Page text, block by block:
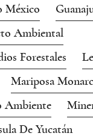
México
Ambiental
Forestales
Mariposa
Ambiente
De Yucatán